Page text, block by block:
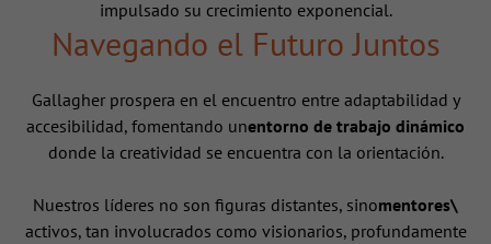
impulsado su crecimiento exponencial.
Navegando el Futuro Juntos
Gallagher prospera en el encuentro entre adaptabilidad y
accesibilidad, fomentando unentorno de trabajo dinámico
donde la creatividad se encuentra con la orientación.
Nuestros líderes no son figuras distantes, sinomentores\
activos, tan involucrados como visionarios, profundamente